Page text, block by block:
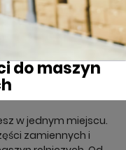
do maszyn
w jednym miejscu.
zamiennych i